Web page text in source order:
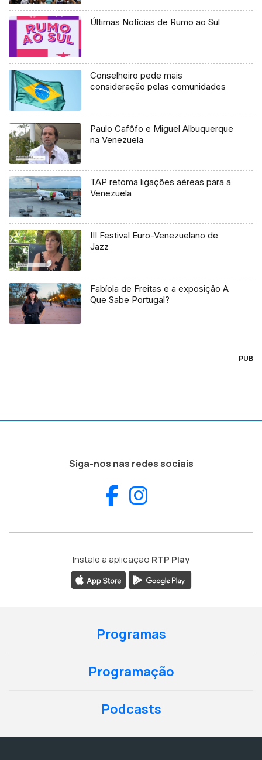
Últimas Notícias de Rumo ao Sul
Conselheiro pede mais
consideração pelas comunidades
Paulo Cafôfo e Miguel Albuquerque
na Venezuela
TAP retoma ligações aéreas para a
Venezuela
III Festival Euro-Venezuelano de
Jazz
Fabíola de Freitas e a exposição A
Que Sabe Portugal?
PUB
Siga-nos nas redes sociais
Facebook
Instale a aplicação RTP Play
Programas
Programação
Podcasts